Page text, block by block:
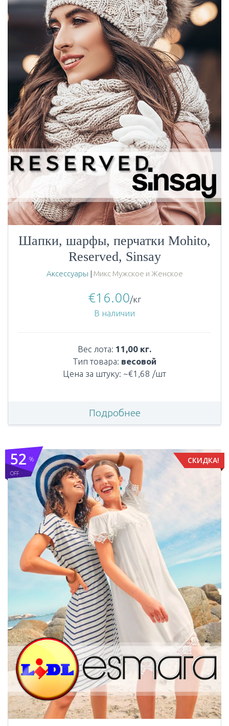
Шапки, шарфы, перчатки Mohito,
Reserved, Sinsay
Аксессуары | Микс Мужское и Женское
€16.00/кг
В наличии
Вес лота: 11,00 кг.
Тип товара: весовой
Цена за штуку: ~€1,68 /шт
Подробнее
СКИДКА!
%
OFF
52